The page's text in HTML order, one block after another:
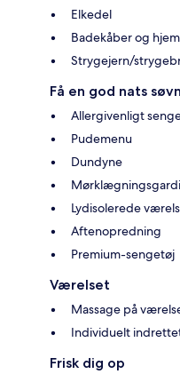
Elkedel
Badekåber og
Strygejern/
Få en god nats søvn
Allergivenligt
Pudemenu
Dundyne
Lydisolerede
Aftenopredning
Premium-sengetøj
Værelset
Massage på
Individuelt
Frisk dig op